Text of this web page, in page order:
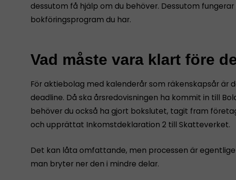
dessutom få hjälp om du behöver. Dessutom
bokföringsprogram du har.
Vad måste vara klart före
För aktiebolag med kalenderår som räkenskapsår är
deadline. Då ska årsredovisningen ha kommit in till
behöver du också ha gjort bokslutet, tagit fram
och upprättat Inkomstdeklaration 2 till Skatteverket.
Det kan låta omfattande, men processen är
man bryter ner den i mindre delar.